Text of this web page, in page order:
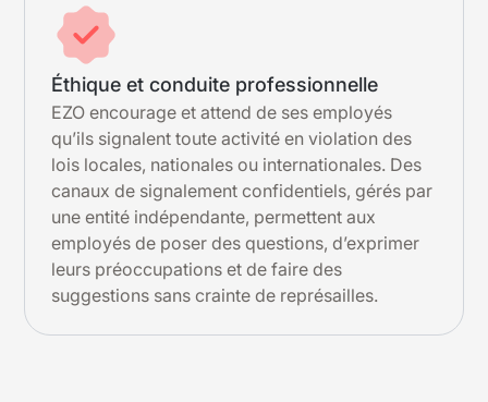
Éthique et conduite professionnelle
EZO encourage et attend de ses employés
qu’ils signalent toute activité en violation des
lois locales, nationales ou internationales. Des
canaux de signalement confidentiels, gérés par
une entité indépendante, permettent aux
employés de poser des questions, d’exprimer
leurs préoccupations et de faire des
suggestions sans crainte de représailles.